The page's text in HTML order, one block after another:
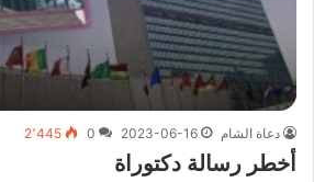
دعاة الشام 2023-06-16
0 2٬445
أخطر رسالة دكتوراة